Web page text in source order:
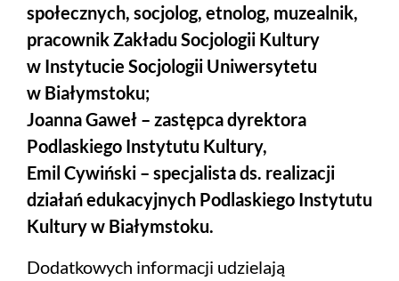
społecznych, socjolog, etnolog, muzealnik,
pracownik Zakładu Socjologii Kultury
w Instytucie Socjologii Uniwersytetu
w Białymstoku;
Joanna Gaweł – zastępca dyrektora
Podlaskiego Instytutu Kultury,
Emil Cywiński – specjalista ds. realizacji
działań edukacyjnych Podlaskiego Instytutu
Kultury w Białymstoku.
Dodatkowych informacji udzielają